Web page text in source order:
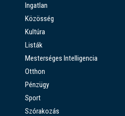
Ingatlan
Közösség
Kultúra
Listák
Mesterséges Intelligencia
Otthon
Pénzügy
Sport
Szórakozás